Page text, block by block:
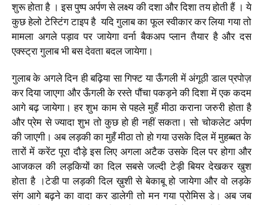
शुरू होता है । इस पुष्प अर्पण से लक्ष्य की दशा और दिशा तय होती हैं । ये
कुछ हेलो टेस्टिंग टाइप है यदि गुलाब का फूल स्वीकार कर लिया गया तो
मामला अगले पड़ाव पर जायेगा वर्ना बैकअप प्लान तैयार है और दस
एक्स्ट्रा गुलाब भी बस देवता बदल जायेगा।
गुलाब के अगले दिन ही बढ़िया सा गिफ्ट या ऊँगली में अंगूठी डाल प्रपोज़
कर दिया जाएगा और ऊँगली के रस्ते पौंचा पकड़ने की दिशा में एक कदम
आगे बढ़ जायेगा। हर शुभ काम से पहले मुहँ मीठा कराना जरुरी होता है
और प्रेम से ज्यादा शुभ तो कुछ हो ही नहीं सकता। सो चोकलेट अर्पण
की जाएगी। अब लड़की का मुहँ मीठा तो हो गया उसके दिल में मुहब्बत के
तारों में करेंट पूरा दौड़े इस लिए अगला अटैक उसके दिल पर होगा और
आजकल की लड़कियों का दिल सबसे जल्दी टेड़ी बियर देखकर खुश
होता है ।टेडी पा लड़की दिल ख़ुशी से बेकाबू हो जायेगा और वो लड़के
संग आगे बढ़ने का वादा कर डालेगी तो मन गया प्रोमिस डे। अब जब